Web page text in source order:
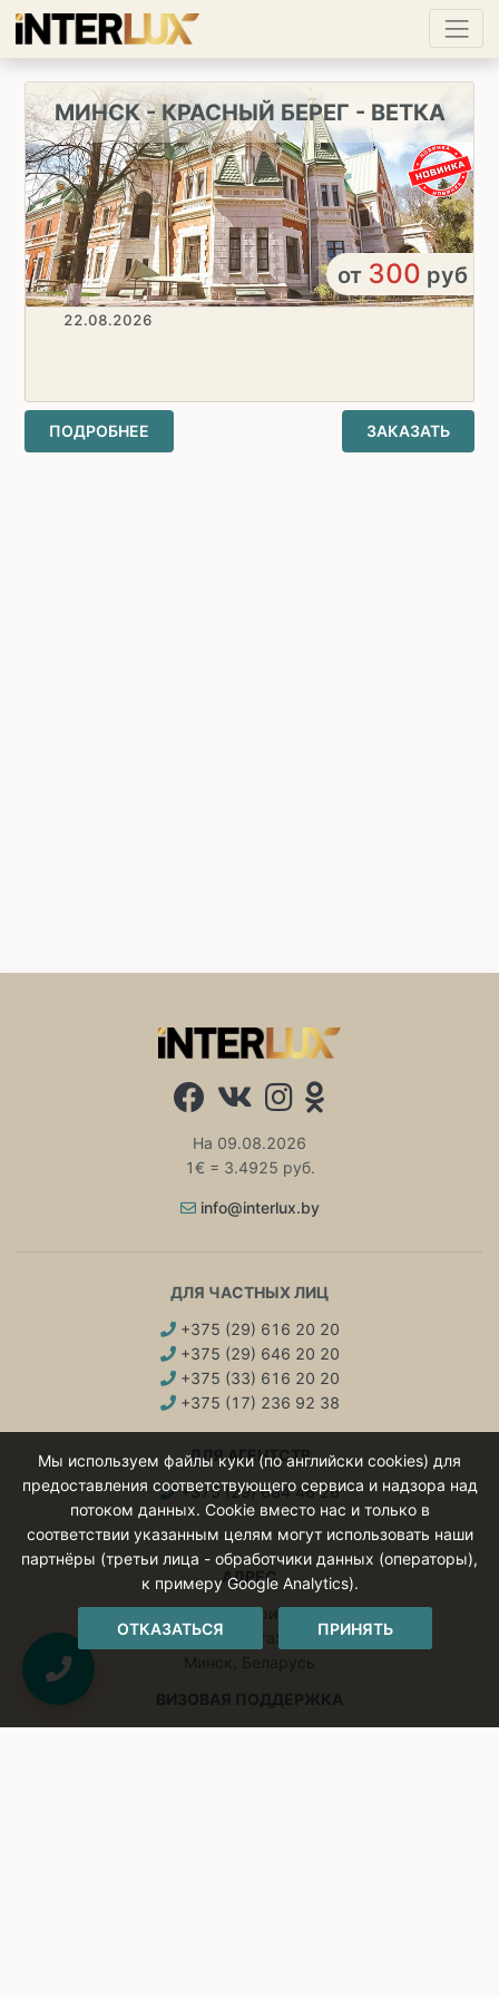
МИНСК - КРАСНЫЙ БЕРЕГ - ВЕТКА
от 300 руб
22.08.2026
ПОДРОБНЕЕ ЗАКАЗАТЬ
На 09.08.2026
1€ = 3.4925 руб.
info@interlux.by
ДЛЯ ЧАСТНЫХ ЛИЦ
+375 (29) 616 20 20
+375 (29) 646 20 20
+375 (33) 616 20 20
+375 (17) 236 92 38
ДЛЯ АГЕНТСТВ
+375 (29) 684 46 26
АДРЕС
ул. Кальварийская
16, офис 256 (3 этаж ЖК Парус)
Минск, Беларусь
ВИЗОВАЯ ПОДДЕРЖКА
Мы используем файлы куки (по английски cookies) для
предоставления соответствующего сервиса и надзора над
потоком данных. Cookie вместо нас и только в
соответствии указанным целям могут использовать наши
партнёры (третьи лица - обработчики данных (операторы),
к примеру Google Analytics).
ОТКАЗАТЬСЯ ПРИНЯТЬ